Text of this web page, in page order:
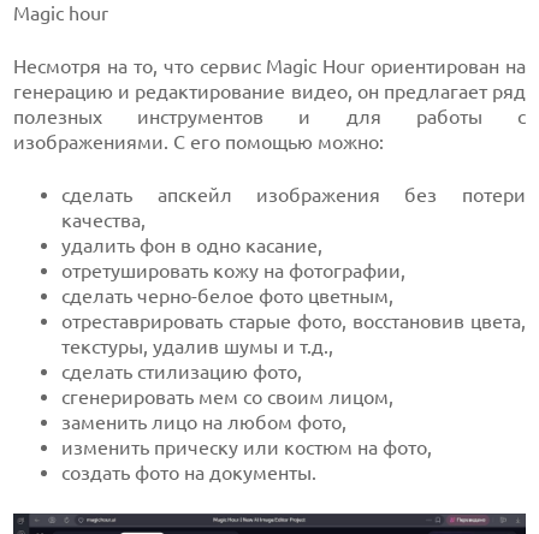
Magic hour
Несмотря на то, что сервис Magic Hour ориентирован на
генерацию и редактирование видео, он предлагает ряд
полезных инструментов и для работы с
изображениями. С его помощью можно:
сделать апскейл изображения без потери
качества,
удалить фон в одно касание,
отретушировать кожу на фотографии,
сделать черно-белое фото цветным,
отреставрировать старые фото, восстановив цвета,
текстуры, удалив шумы и т.д.,
сделать стилизацию фото,
сгенерировать мем со своим лицом,
заменить лицо на любом фото,
изменить прическу или костюм на фото,
создать фото на документы.